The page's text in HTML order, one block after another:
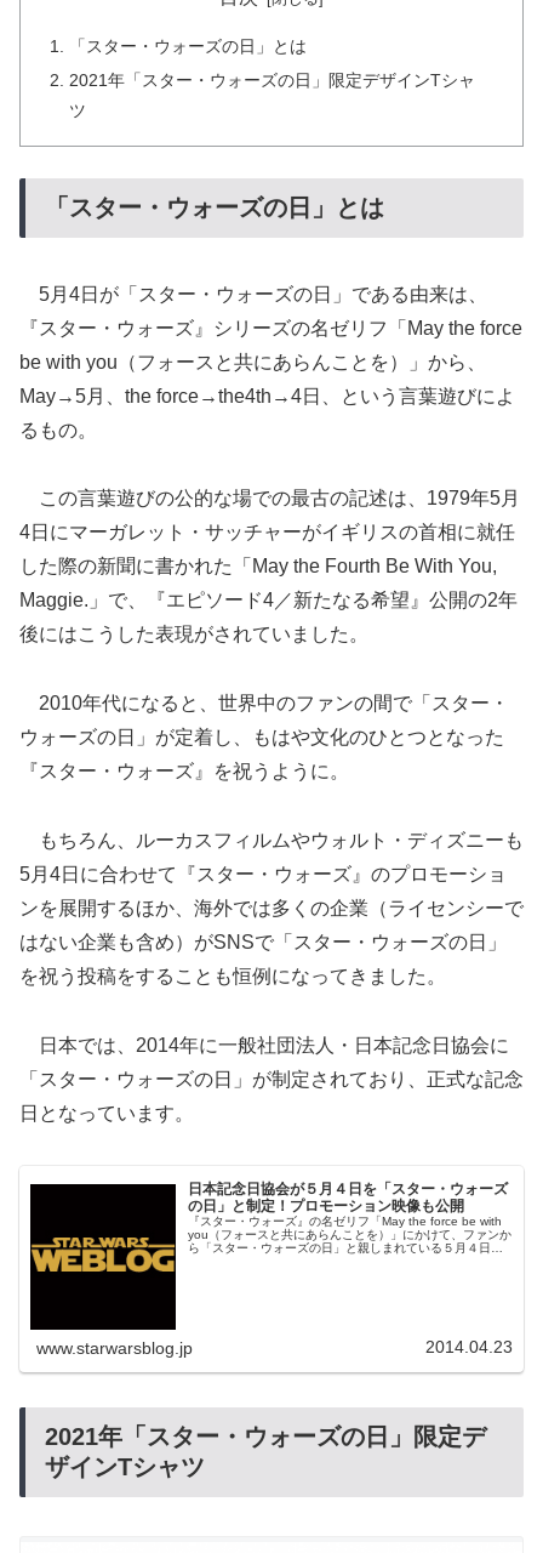
「スター・ウォーズの日」とは
2021年「スター・ウォーズの日」限定デザインTシャ
ツ
「スター・ウォーズの日」とは
5月4日が「スター・ウォーズの日」である由来は、
『スター・ウォーズ』シリーズの名ゼリフ「May the force
be with you（フォースと共にあらんことを）」から、
May→5月、the force→the4th→4日、という言葉遊びによ
るもの。
この言葉遊びの公的な場での最古の記述は、1979年5月
4日にマーガレット・サッチャーがイギリスの首相に就任
した際の新聞に書かれた「May the Fourth Be With You,
Maggie.」で、『エピソード4／新たなる希望』公開の2年
後にはこうした表現がされていました。
2010年代になると、世界中のファンの間で「スター・
ウォーズの日」が定着し、もはや文化のひとつとなった
『スター・ウォーズ』を祝うように。
もちろん、ルーカスフィルムやウォルト・ディズニーも
5月4日に合わせて『スター・ウォーズ』のプロモーショ
ンを展開するほか、海外では多くの企業（ライセンシーで
はない企業も含め）がSNSで「スター・ウォーズの日」
を祝う投稿をすることも恒例になってきました。
日本では、2014年に一般社団法人・日本記念日協会に
「スター・ウォーズの日」が制定されており、正式な記念
日となっています。
日本記念日協会が５月４日を「スター・ウォーズ
の日」と制定！プロモーション映像も公開
『スター・ウォーズ』の名ゼリフ「May the force be with
you（フォースと共にあらんことを）」にかけて、ファンか
ら「スター・ウォーズの日」と親しまれている５月４日
www.starwarsblog.jp 2014.04.23
2021年「スター・ウォーズの日」限定デ
ザインTシャツ